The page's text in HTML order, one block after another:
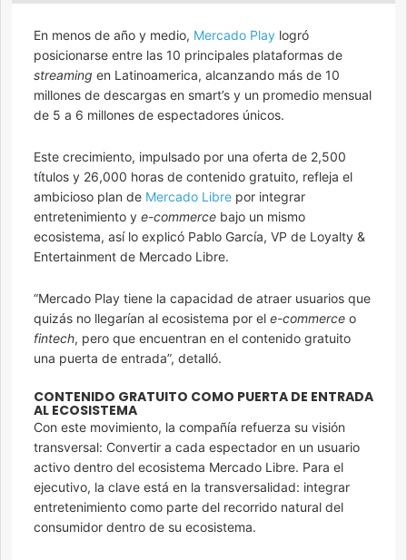
En menos de año y medio, Mercado Play logró
posicionarse entre las 10 principales plataformas de
streaming en Latinoamerica, alcanzando más de 10
millones de descargas en smart’s y un promedio mensual
de 5 a 6 millones de espectadores únicos.
Este crecimiento, impulsado por una oferta de 2,500
títulos y 26,000 horas de contenido gratuito, refleja el
ambicioso plan de Mercado Libre por integrar
entretenimiento y e-commerce bajo un mismo
ecosistema, así lo explicó Pablo García, VP de Loyalty &
Entertainment de Mercado Libre.
“Mercado Play tiene la capacidad de atraer usuarios que
quizás no llegarían al ecosistema por el e-commerce o
fintech, pero que encuentran en el contenido gratuito
una puerta de entrada”, detalló.
CONTENIDO GRATUITO COMO PUERTA DE ENTRADA
AL ECOSISTEMA
Con este movimiento, la compañía refuerza su visión
transversal: Convertir a cada espectador en un usuario
activo dentro del ecosistema Mercado Libre. Para el
ejecutivo, la clave está en la transversalidad: integrar
entretenimiento como parte del recorrido natural del
consumidor dentro de su ecosistema.